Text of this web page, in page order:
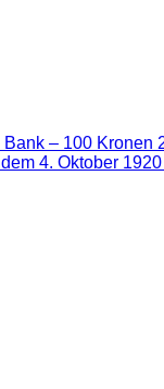
– 100 Kronen
4. Oktober